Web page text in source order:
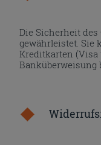
Die Sicherheit
gewährleistet. Sie
Kreditkarten (Visa
Banküberweisung